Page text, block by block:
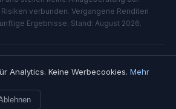
verbunden. Vergangene Renditen
Ergebnisse. Stand: August 2026.
Analytics. Keine Werbecookies. Mehr